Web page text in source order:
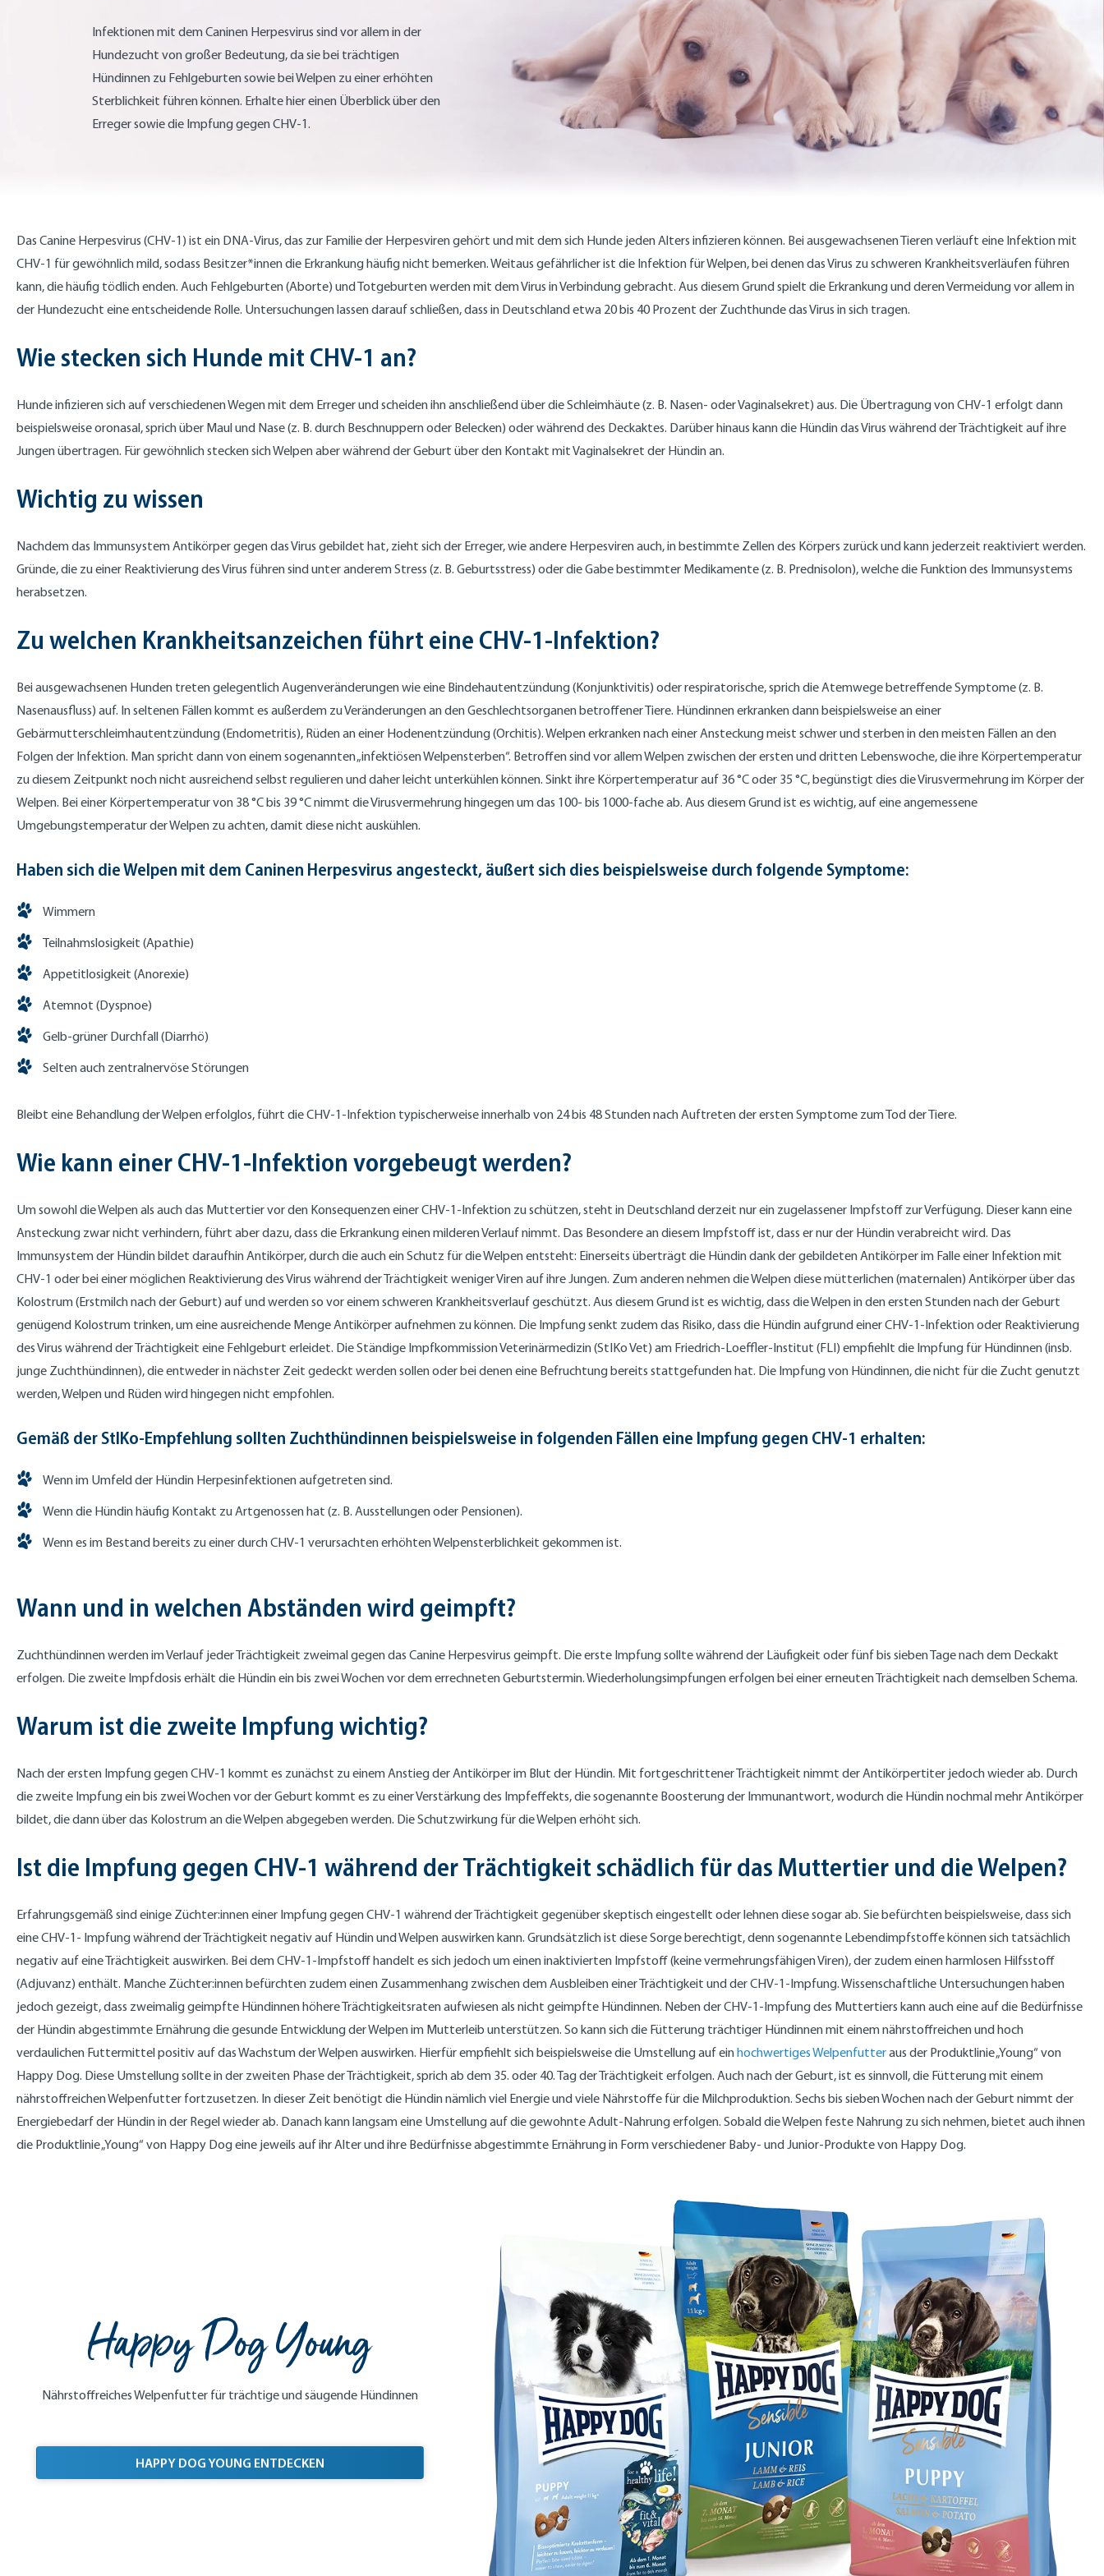
Infektionen mit dem Caninen Herpesvirus sind vor allem in der
Hundezucht von großer Bedeutung, da sie bei trächtigen
Hündinnen zu Fehlgeburten sowie bei Welpen zu einer erhöhten
Sterblichkeit führen können. Erhalte hier einen Überblick über den
Erreger sowie die Impfung gegen CHV-1.
Das Canine Herpesvirus (CHV-1) ist ein DNA-Virus, das zur Familie der Herpesviren gehört und mit dem sich Hunde jeden Alters infizieren können. Bei ausgewachsenen Tieren verläuft eine Infektion mit
CHV-1 für gewöhnlich mild, sodass Besitzer*innen die Erkrankung häufig nicht bemerken. Weitaus gefährlicher ist die Infektion für Welpen, bei denen das Virus zu schweren Krankheitsverläufen führen
kann, die häufig tödlich enden. Auch Fehlgeburten (Aborte) und Totgeburten werden mit dem Virus in Verbindung gebracht. Aus diesem Grund spielt die Erkrankung und deren Vermeidung vor allem in
der Hundezucht eine entscheidende Rolle. Untersuchungen lassen darauf schließen, dass in Deutschland etwa 20 bis 40 Prozent der Zuchthunde das Virus in sich tragen.
Wie stecken sich Hunde mit CHV-1 an?
Hunde infizieren sich auf verschiedenen Wegen mit dem Erreger und scheiden ihn anschließend über die Schleimhäute (z. B. Nasen- oder Vaginalsekret) aus. Die Übertragung von CHV-1 erfolgt dann
beispielsweise oronasal, sprich über Maul und Nase (z. B. durch Beschnuppern oder Belecken) oder während des Deckaktes. Darüber hinaus kann die Hündin das Virus während der Trächtigkeit auf ihre
Jungen übertragen. Für gewöhnlich stecken sich Welpen aber während der Geburt über den Kontakt mit Vaginalsekret der Hündin an.
Wichtig zu wissen
Nachdem das Immunsystem Antikörper gegen das Virus gebildet hat, zieht sich der Erreger, wie andere Herpesviren auch, in bestimmte Zellen des Körpers zurück und kann jederzeit reaktiviert werden.
Gründe, die zu einer Reaktivierung des Virus führen sind unter anderem Stress (z. B. Geburtsstress) oder die Gabe bestimmter Medikamente (z. B. Prednisolon), welche die Funktion des Immunsystems
herabsetzen.
Zu welchen Krankheitsanzeichen führt eine CHV-1-Infektion?
Bei ausgewachsenen Hunden treten gelegentlich Augenveränderungen wie eine Bindehautentzündung (Konjunktivitis) oder respiratorische, sprich die Atemwege betreffende Symptome (z. B.
Nasenausfluss) auf. In seltenen Fällen kommt es außerdem zu Veränderungen an den Geschlechtsorganen betroffener Tiere. Hündinnen erkranken dann beispielsweise an einer
Gebärmutterschleimhautentzündung (Endometritis), Rüden an einer Hodenentzündung (Orchitis). Welpen erkranken nach einer Ansteckung meist schwer und sterben in den meisten Fällen an den
Folgen der Infektion. Man spricht dann von einem sogenannten „infektiösen Welpensterben“. Betroffen sind vor allem Welpen zwischen der ersten und dritten Lebenswoche, die ihre Körpertemperatur
zu diesem Zeitpunkt noch nicht ausreichend selbst regulieren und daher leicht unterkühlen können. Sinkt ihre Körpertemperatur auf 36 °C oder 35 °C, begünstigt dies die Virusvermehrung im Körper der
Welpen. Bei einer Körpertemperatur von 38 °C bis 39 °C nimmt die Virusvermehrung hingegen um das 100- bis 1000-fache ab. Aus diesem Grund ist es wichtig, auf eine angemessene
Umgebungstemperatur der Welpen zu achten, damit diese nicht auskühlen.
Haben sich die Welpen mit dem Caninen Herpesvirus angesteckt, äußert sich dies beispielsweise durch folgende Symptome:
Wimmern
Teilnahmslosigkeit (Apathie)
Appetitlosigkeit (Anorexie)
Atemnot (Dyspnoe)
Gelb-grüner Durchfall (Diarrhö)
Selten auch zentralnervöse Störungen
Bleibt eine Behandlung der Welpen erfolglos, führt die CHV-1-Infektion typischerweise innerhalb von 24 bis 48 Stunden nach Auftreten der ersten Symptome zum Tod der Tiere.
Wie kann einer CHV-1-Infektion vorgebeugt werden?
Um sowohl die Welpen als auch das Muttertier vor den Konsequenzen einer CHV-1-Infektion zu schützen, steht in Deutschland derzeit nur ein zugelassener Impfstoff zur Verfügung. Dieser kann eine
Ansteckung zwar nicht verhindern, führt aber dazu, dass die Erkrankung einen milderen Verlauf nimmt. Das Besondere an diesem Impfstoff ist, dass er nur der Hündin verabreicht wird. Das
Immunsystem der Hündin bildet daraufhin Antikörper, durch die auch ein Schutz für die Welpen entsteht: Einerseits überträgt die Hündin dank der gebildeten Antikörper im Falle einer Infektion mit
CHV-1 oder bei einer möglichen Reaktivierung des Virus während der Trächtigkeit weniger Viren auf ihre Jungen. Zum anderen nehmen die Welpen diese mütterlichen (maternalen) Antikörper über das
Kolostrum (Erstmilch nach der Geburt) auf und werden so vor einem schweren Krankheitsverlauf geschützt. Aus diesem Grund ist es wichtig, dass die Welpen in den ersten Stunden nach der Geburt
genügend Kolostrum trinken, um eine ausreichende Menge Antikörper aufnehmen zu können. Die Impfung senkt zudem das Risiko, dass die Hündin aufgrund einer CHV-1-Infektion oder Reaktivierung
des Virus während der Trächtigkeit eine Fehlgeburt erleidet. Die Ständige Impfkommission Veterinärmedizin (StIKo Vet) am Friedrich-Loeffler-Institut (FLI) empfiehlt die Impfung für Hündinnen (insb.
junge Zuchthündinnen), die entweder in nächster Zeit gedeckt werden sollen oder bei denen eine Befruchtung bereits stattgefunden hat. Die Impfung von Hündinnen, die nicht für die Zucht genutzt
werden, Welpen und Rüden wird hingegen nicht empfohlen.
Gemäß der StIKo-Empfehlung sollten Zuchthündinnen beispielsweise in folgenden Fällen eine Impfung gegen CHV-1 erhalten:
Wenn im Umfeld der Hündin Herpesinfektionen aufgetreten sind.
Wenn die Hündin häufig Kontakt zu Artgenossen hat (z. B. Ausstellungen oder Pensionen).
Wenn es im Bestand bereits zu einer durch CHV-1 verursachten erhöhten Welpensterblichkeit gekommen ist.
Wann und in welchen Abständen wird geimpft?
Zuchthündinnen werden im Verlauf jeder Trächtigkeit zweimal gegen das Canine Herpesvirus geimpft. Die erste Impfung sollte während der Läufigkeit oder fünf bis sieben Tage nach dem Deckakt
erfolgen. Die zweite Impfdosis erhält die Hündin ein bis zwei Wochen vor dem errechneten Geburtstermin. Wiederholungsimpfungen erfolgen bei einer erneuten Trächtigkeit nach demselben Schema.
Warum ist die zweite Impfung wichtig?
Nach der ersten Impfung gegen CHV-1 kommt es zunächst zu einem Anstieg der Antikörper im Blut der Hündin. Mit fortgeschrittener Trächtigkeit nimmt der Antikörpertiter jedoch wieder ab. Durch
die zweite Impfung ein bis zwei Wochen vor der Geburt kommt es zu einer Verstärkung des Impfeffekts, die sogenannte Boosterung der Immunantwort, wodurch die Hündin nochmal mehr Antikörper
bildet, die dann über das Kolostrum an die Welpen abgegeben werden. Die Schutzwirkung für die Welpen erhöht sich.
Ist die Impfung gegen CHV-1 während der Trächtigkeit schädlich für das Muttertier und die Welpen?
Erfahrungsgemäß sind einige Züchter:innen einer Impfung gegen CHV-1 während der Trächtigkeit gegenüber skeptisch eingestellt oder lehnen diese sogar ab. Sie befürchten beispielsweise, dass sich
eine CHV-1- Impfung während der Trächtigkeit negativ auf Hündin und Welpen auswirken kann. Grundsätzlich ist diese Sorge berechtigt, denn sogenannte Lebendimpfstoffe können sich tatsächlich
negativ auf eine Trächtigkeit auswirken. Bei dem CHV-1-Impfstoff handelt es sich jedoch um einen inaktivierten Impfstoff (keine vermehrungsfähigen Viren), der zudem einen harmlosen Hilfsstoff
(Adjuvanz) enthält. Manche Züchter:innen befürchten zudem einen Zusammenhang zwischen dem Ausbleiben einer Trächtigkeit und der CHV-1-Impfung. Wissenschaftliche Untersuchungen haben
jedoch gezeigt, dass zweimalig geimpfte Hündinnen höhere Trächtigkeitsraten aufwiesen als nicht geimpfte Hündinnen. Neben der CHV-1-Impfung des Muttertiers kann auch eine auf die Bedürfnisse
der Hündin abgestimmte Ernährung die gesunde Entwicklung der Welpen im Mutterleib unterstützen. So kann sich die Fütterung trächtiger Hündinnen mit einem nährstoffreichen und hoch
verdaulichen Futtermittel positiv auf das Wachstum der Welpen auswirken. Hierfür empfiehlt sich beispielsweise die Umstellung auf einhochwertiges Welpenfutteraus der Produktlinie „Young“ von
Happy Dog. Diese Umstellung sollte in der zweiten Phase der Trächtigkeit, sprich ab dem 35. oder 40. Tag der Trächtigkeit erfolgen. Auch nach der Geburt, ist es sinnvoll, die Fütterung mit einem
nährstoffreichen Welpenfutter fortzusetzen. In dieser Zeit benötigt die Hündin nämlich viel Energie und viele Nährstoffe für die Milchproduktion. Sechs bis sieben Wochen nach der Geburt nimmt der
Energiebedarf der Hündin in der Regel wieder ab. Danach kann langsam eine Umstellung auf die gewohnte Adult-Nahrung erfolgen. Sobald die Welpen feste Nahrung zu sich nehmen, bietet auch ihnen
die Produktlinie „Young“ von Happy Dog eine jeweils auf ihr Alter und ihre Bedürfnisse abgestimmte Ernährung in Form verschiedener Baby- und Junior-Produkte von Happy Dog.
Happy Dog Young
Nährstoffreiches Welpenfutter für trächtige und säugende Hündinnen
HAPPY DOG YOUNG ENTDECKEN